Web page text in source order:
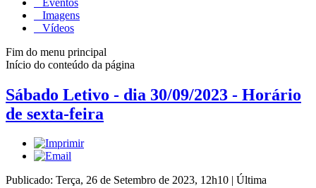
Imagens
Vídeos
Fim do menu principal
Início do conteúdo da página
Sábado Letivo - dia 30/09/2023 - Horário
de sexta-feira
Publicado: Terça, 26 de Setembro de 2023, 12h10 | Última